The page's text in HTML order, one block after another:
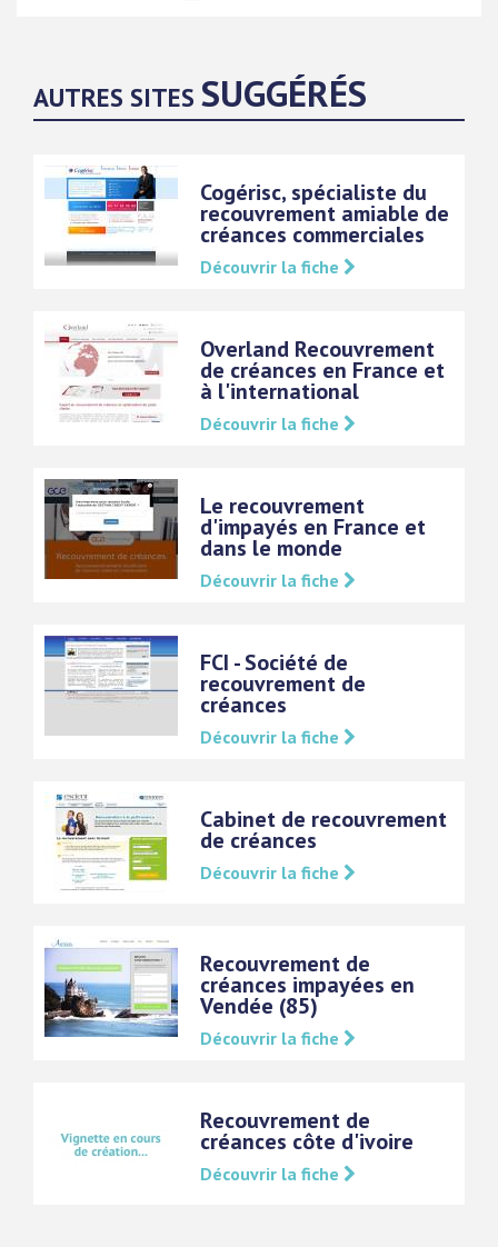
AUTRES SITES SUGGÉRÉS
Cogérisc, spécialiste du
recouvrement amiable de
créances commerciales
Découvrir la fiche
Overland Recouvrement
de créances en France et
à l'international
Découvrir la fiche
Le recouvrement
d'impayés en France et
dans le monde
Découvrir la fiche
FCI - Société de
recouvrement de
créances
Découvrir la fiche
Cabinet de recouvrement
de créances
Découvrir la fiche
Recouvrement de
créances impayées en
Vendée (85)
Découvrir la fiche
Recouvrement de
créances côte d'ivoire
Découvrir la fiche